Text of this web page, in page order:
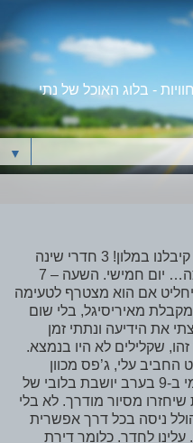
- בלוג האוכל של נתי
▼
את לא מאמינה! שודרגנו! איזה בית קיבלנו במלון! 3 חדרי שינה
וסלון. בואי. ותביאי את מי שאת רוצה… יום חמישי. השעה – 7
אם הוא מצטרף לטעימה
מאיריסיגל, בלי שום
את הידיעה ונתתי זמן
שקלילים לא היו בנמצא.
החביב עלי, ג’פס מכוון
וקדימה לירושלים. כך שמצאתי עצמי ב-9 בערב יושבת בלובי של
מסיור מודרך. לא בלי
ניסה בכל דרך אפשרית
לחדר. כלומר דירת